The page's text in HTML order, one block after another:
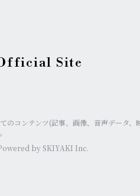
Site
のコンテンツ(記事、画像、音声データ、
by SKIYAKI Inc.